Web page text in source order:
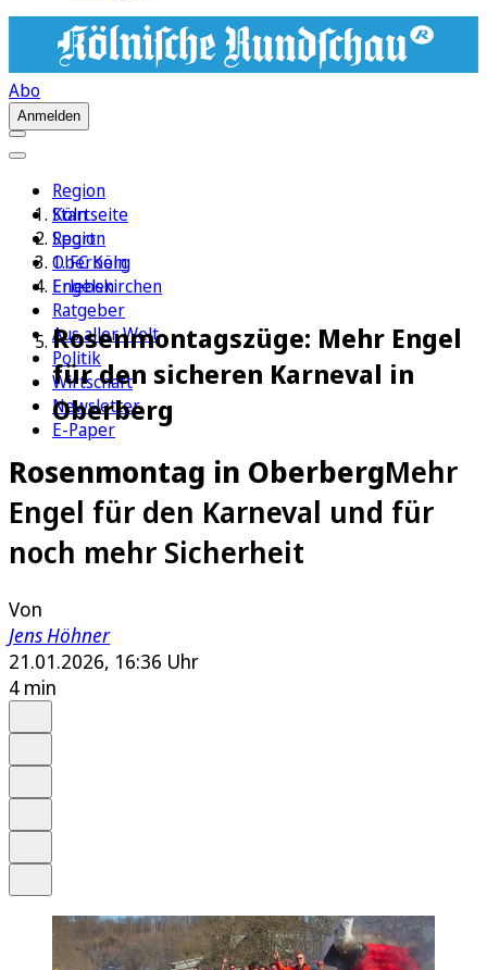
Abo
Anmelden
Region
Köln
Sport
1. FC Köln
Erleben
Ratgeber
Aus aller Welt
Politik
Wirtschaft
Newsletter
E-Paper
Startseite
Region
Oberberg
Engelskirchen
Rosenmontagszüge: Mehr Engel
für den sicheren Karneval in
Oberberg
Rosenmontag in OberbergMehr
Engel für den Karneval und für
noch mehr Sicherheit
Von
Jens Höhner
21.01.2026, 16:36 Uhr
4 min